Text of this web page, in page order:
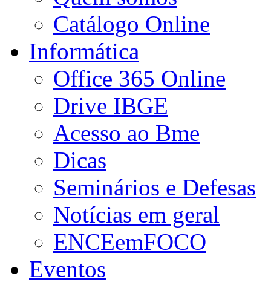
Catálogo Online
Informática
Office 365 Online
Drive IBGE
Acesso ao Bme
Dicas
Seminários e Defesas
Notícias em geral
ENCEemFOCO
Eventos